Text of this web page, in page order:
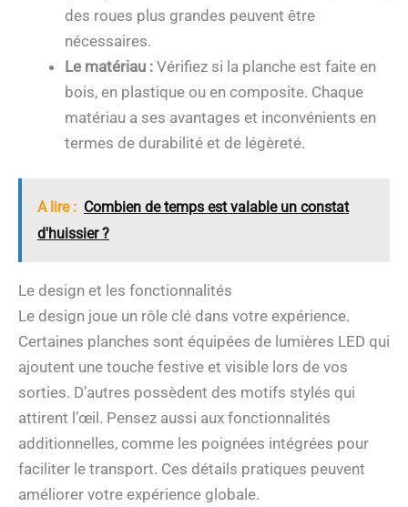
des roues plus grandes peuvent être
nécessaires.
Le matériau : Vérifiez si la planche est faite en
bois, en plastique ou en composite. Chaque
matériau a ses avantages et inconvénients en
termes de durabilité et de légèreté.
A lire : Combien de temps est valable un constat
d'huissier ?
Le design et les fonctionnalités
Le design joue un rôle clé dans votre expérience.
Certaines planches sont équipées de lumières LED qui
ajoutent une touche festive et visible lors de vos
sorties. D’autres possèdent des motifs stylés qui
attirent l’œil. Pensez aussi aux fonctionnalités
additionnelles, comme les poignées intégrées pour
faciliter le transport. Ces détails pratiques peuvent
améliorer votre expérience globale.